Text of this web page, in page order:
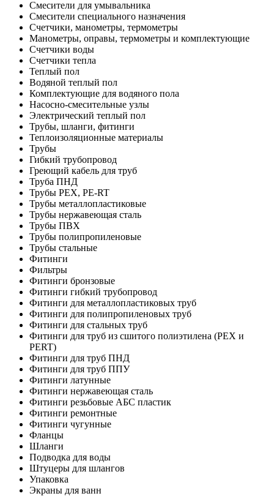
Смесители для умывальника
Смесители специального назначения
Счетчики, манометры, термометры
Манометры, оправы, термометры и комплектующие
Счетчики воды
Счетчики тепла
Теплый пол
Водяной теплый пол
Комплектующие для водяного пола
Насосно-смесительные узлы
Электрический теплый пол
Трубы, шланги, фитинги
Теплоизоляционные материалы
Трубы
Гибкий трубопровод
Греющий кабель для труб
Труба ПНД
Трубы PEX, PE-RT
Трубы металлопластиковые
Трубы нержавеющая сталь
Трубы ПВХ
Трубы полипропиленовые
Трубы стальные
Фитинги
Фильтры
Фитинги бронзовые
Фитинги гибкий трубопровод
Фитинги для металлопластиковых труб
Фитинги для полипропиленовых труб
Фитинги для стальных труб
Фитинги для труб из сшитого полиэтилена (PEX и
PERT)
Фитинги для труб ПНД
Фитинги для труб ППУ
Фитинги латунные
Фитинги нержавеющая сталь
Фитинги резьбовые АБС пластик
Фитинги ремонтные
Фитинги чугунные
Фланцы
Шланги
Подводка для воды
Штуцеры для шлангов
Упаковка
Экраны для ванн